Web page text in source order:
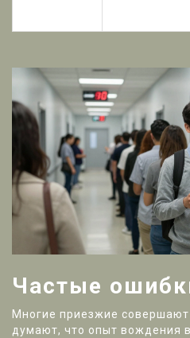
Частые
Многие приезжие
думают, что опыт вождения